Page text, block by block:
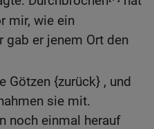
mir, wie ein
gab er jenem Ort den
Götzen {zurück} , und
sie mit.
noch einmal herauf